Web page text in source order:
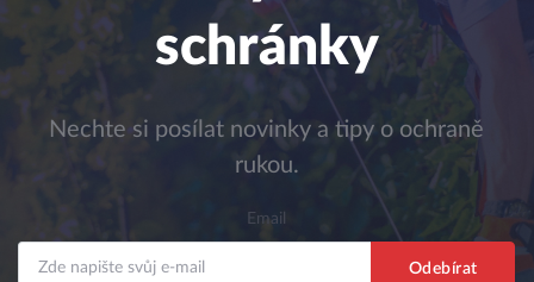
schránky
Nechte si posílat novinky a tipy o ochraně
rukou.
Email